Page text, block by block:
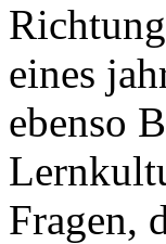
eines
ebenso
Fragen,